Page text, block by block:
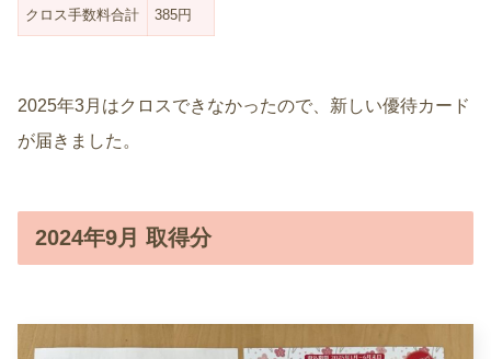
クロス手数料合計 385円
2025年3月はクロスできなかったので、新しい優待カード
が届きました。
2024年9月 取得分